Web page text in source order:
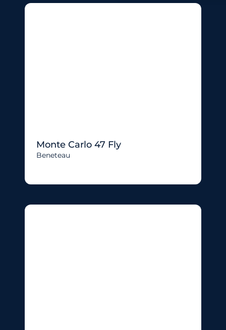
Monte Carlo 47 Fly
Beneteau